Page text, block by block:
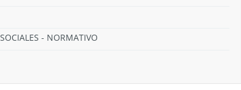
- NORMATIVO